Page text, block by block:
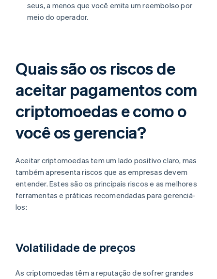
seus, a menos que você emita um reembolso por
meio do operador.
Quais são os riscos de
aceitar pagamentos com
criptomoedas e como o
você os gerencia?
Aceitar criptomoedas tem um lado positivo claro, mas
também apresenta riscos que as empresas devem
entender. Estes são os principais riscos e as melhores
ferramentas e práticas recomendadas para gerenciá-
los:
Volatilidade de preços
As criptomoedas têm a reputação de sofrer grandes